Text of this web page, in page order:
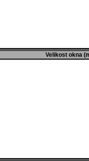
Velikost okna